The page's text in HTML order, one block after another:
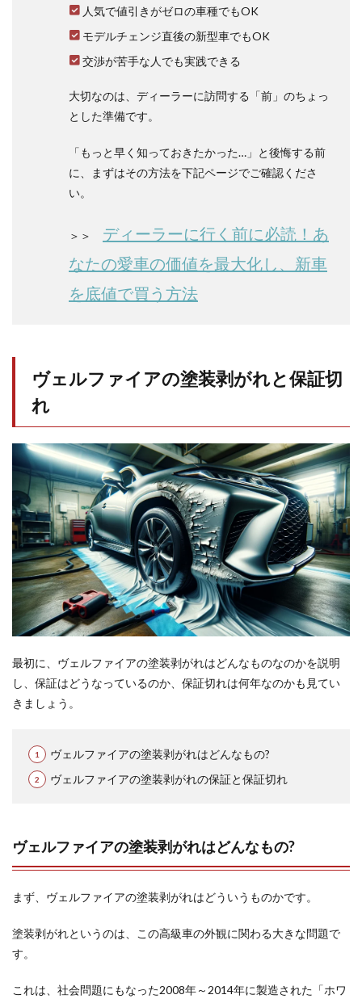
年に製
た「ホ
パール
タルシ
ン」
1.1.2
経年劣
口コミ
ック
1.1.4
ヴェ
ァイ
剥が
れの
保証
と保
証切
れ
1.3
新車
保証
（保
証期
間3
年）
1.4
補償
長
間10
ァイ
アの
塗装
れの
が切
れた
ら?
人気で値引きがゼロの車種でもOK
モデルチェンジ直後の新型車でもOK
交渉が苦手な人でも実践できる
大切なのは、ディーラーに訪問する「前」のちょっ
とした準備です。
「もっと早く知っておきたかった…」と後悔する前
に、まずはその方法を下記ページでご確認くださ
い。
＞＞ ディーラーに行く前に必読！あ
なたの愛車の価値を最大化し、新車
を底値で買う方法
ヴェルファイアの塗装剥がれと保証切
れ
最初に、ヴェルファイアの塗装剥がれはどんなものなのかを説明
し、保証はどうなっているのか、保証切れは何年なのかも見てい
きましょう。
ヴェルファイアの塗装剥がれはどんなもの?
ヴェルファイアの塗装剥がれの保証と保証切れ
ヴェルファイアの塗装剥がれはどんなもの?
まず、ヴェルファイアの塗装剥がれはどういうものかです。
塗装剥がれというのは、この高級車の外観に関わる大きな問題で
す。
これは、社会問題にもなった2008年～2014年に製造された「ホワ